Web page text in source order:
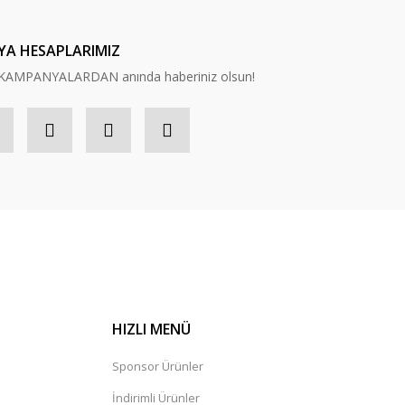
HESAPLARIMIZ
anında haberiniz olsun!
HIZLI MENÜ
Sponsor Ürünler
İndirimli Ürünler